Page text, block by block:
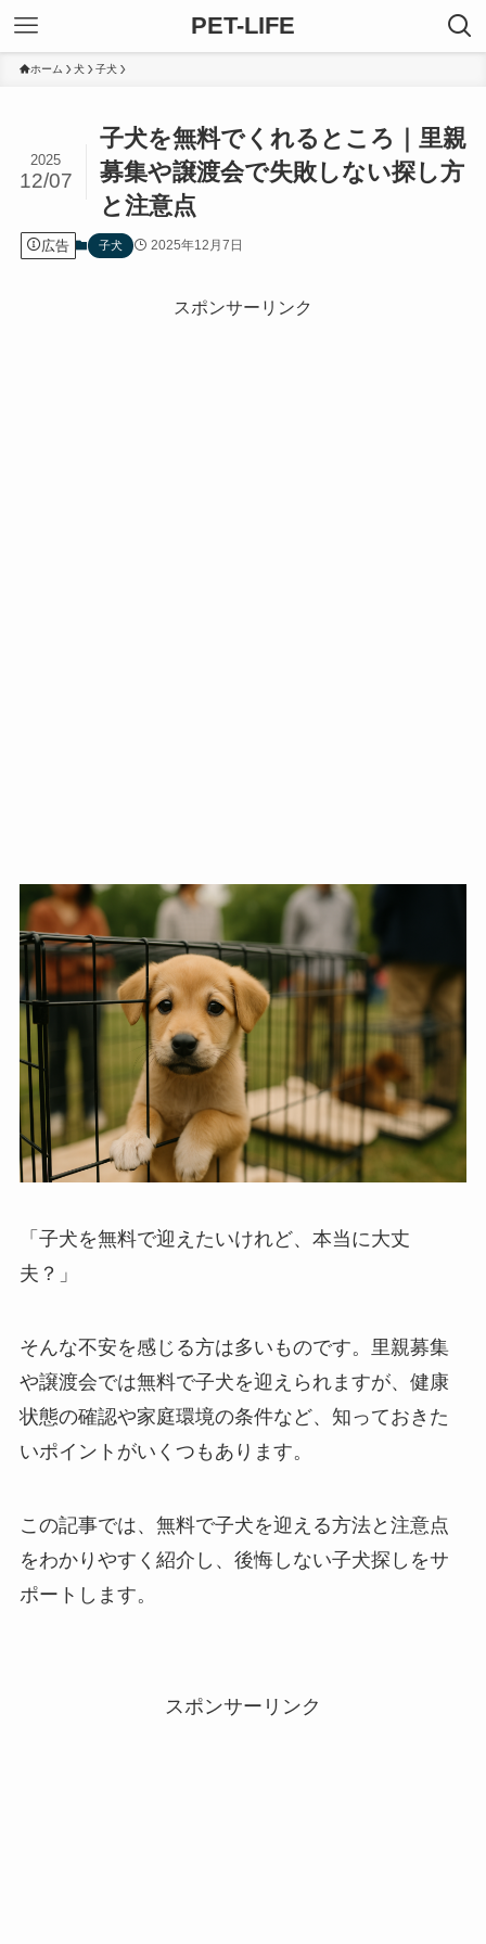
PET-LIFE
ホーム 犬 子犬
子犬を無料でくれるところ｜里親
募集や譲渡会で失敗しない探し方
と注意点
2025
12/07
広告 子犬 2025年12月7日
スポンサーリンク
「子犬を無料で迎えたいけれど、本当に大丈
夫？」
そんな不安を感じる方は多いものです。里親募集
や譲渡会では無料で子犬を迎えられますが、健康
状態の確認や家庭環境の条件など、知っておきた
いポイントがいくつもあります。
この記事では、無料で子犬を迎える方法と注意点
をわかりやすく紹介し、後悔しない子犬探しをサ
ポートします。
スポンサーリンク